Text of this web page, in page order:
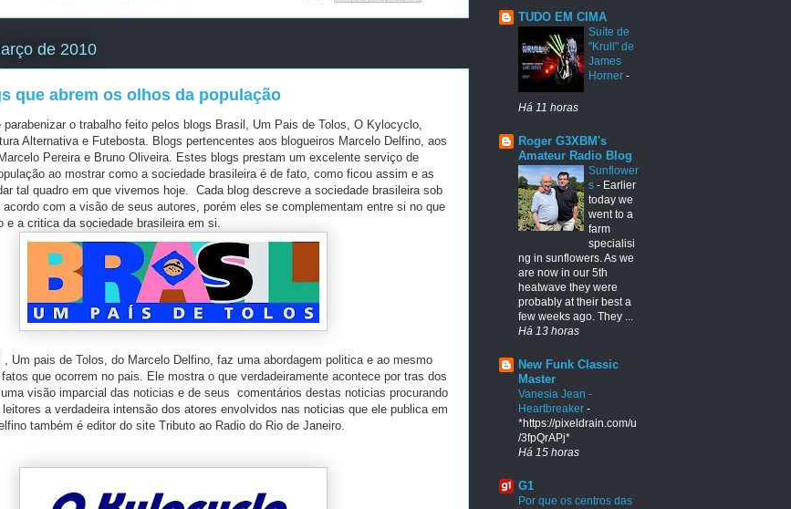
de 2010
que abrem os olhos da população
o trabalho feito pelos blogs Brasil, Um Pais de Tolos, O Kylocyclo,
Alternativa e Futebosta. Blogs pertencentes aos blogueiros Marcelo Delfino, aos
Pereira e Bruno Oliveira. Estes blogs prestam um excelente serviço de
ao mostrar como a sociedade brasileira é de fato, como ficou assim e as
tal quadro em que vivemos hoje. Cada blog descreve a sociedade brasileira sob
com a visão de seus autores, porém eles se complementam entre si no que
e a critica da sociedade brasileira em si.
pais de Tolos, do Marcelo Delfino, faz uma abordagem politica e ao mesmo
que ocorrem no pais. Ele mostra o que verdadeiramente acontece por tras dos
visão imparcial das noticias e de seus comentários destas noticias procurando
a verdadeira intensão dos atores envolvidos nas noticias que ele publica em
também é editor do site Tributo ao Radio do Rio de Janeiro.
TUDO EM CIMA
Suíte de
"Krull" de
James
Horner -
Há 11 horas
Roger G3XBM's
Amateur Radio Blog
Sunflower
s - Earlier
today we
went to a
farm
specialisi
ng in sunflowers. As we
are now in our 5th
heatwave they were
probably at their best a
few weeks ago. They ...
Há 13 horas
New Funk Classic
Master
Vanesia Jean -
Heartbreaker -
*https://pixeldrain.com/u
/3fpQrAPj*
Há 15 horas
G1
Por que os centros das